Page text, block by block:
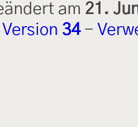
am 21.
Version 34-